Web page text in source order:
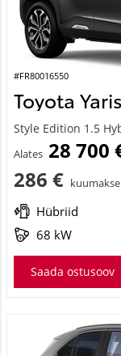
#FR80016550
Toyota
Style Edition 1.5
Alates 28 700
286 €
Hübriid
68 kW
Saada ostusoov